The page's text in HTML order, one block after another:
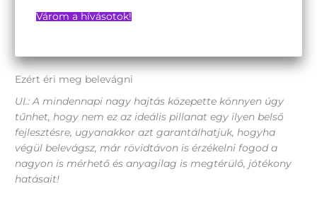
Ezért éri meg belevágni
UI.: A mindennapi nagy hajtás közepette könnyen úgy
tűnhet, hogy nem ez az ideális pillanat egy ilyen belső
fejlesztésre, ugyanakkor azt garantálhatjuk, hogyha
végül belevágsz, már rövidtávon is érzékelni fogod a
nagyon is mérhető és anyagilag is megtérülő, jótékony
hatásait!